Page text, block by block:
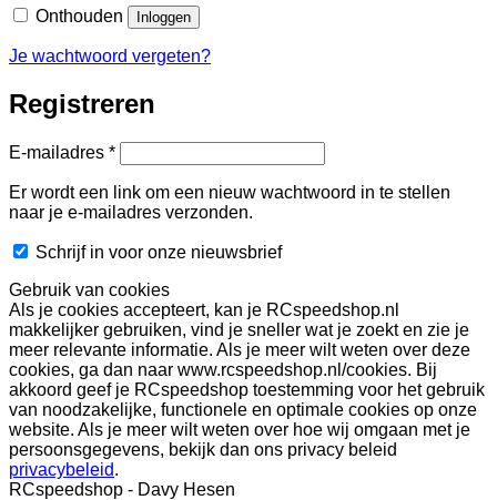
Onthouden Inloggen
Je wachtwoord vergeten?
Registreren
E-mailadres *Vereist
Er wordt een link om een nieuw wachtwoord in te stellen
naar je e-mailadres verzonden.
Schrijf in voor onze nieuwsbrief
Gebruik van cookies
Als je cookies accepteert, kan je RCspeedshop.nl
makkelijker gebruiken, vind je sneller wat je zoekt en zie je
meer relevante informatie. Als je meer wilt weten over deze
cookies, ga dan naar www.rcspeedshop.nl/cookies. Bij
akkoord geef je RCspeedshop toestemming voor het gebruik
van noodzakelijke, functionele en optimale cookies op onze
website. Als je meer wilt weten over hoe wij omgaan met je
persoonsgegevens, bekijk dan ons privacy beleid
privacybeleid.
RCspeedshop - Davy Hesen